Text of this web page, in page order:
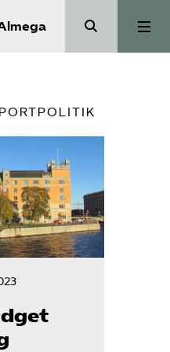
för järnvägen